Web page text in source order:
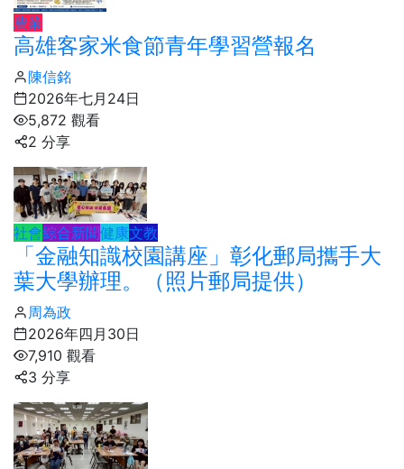
農業
高雄客家米食節青年學習營報名
陳信銘
2026年七月24日
5,872 觀看
2 分享
社會綜合新聞健康文教
「金融知識校園講座」彰化郵局攜手大
葉大學辦理。（照片郵局提供）
周為政
2026年四月30日
7,910 觀看
3 分享